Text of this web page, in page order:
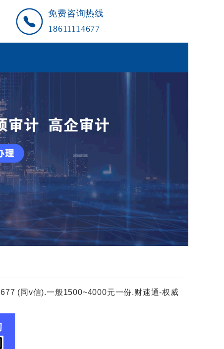
免费咨询热线
18611114677
(同v信).一般1500~4000元一份.财速通-权威